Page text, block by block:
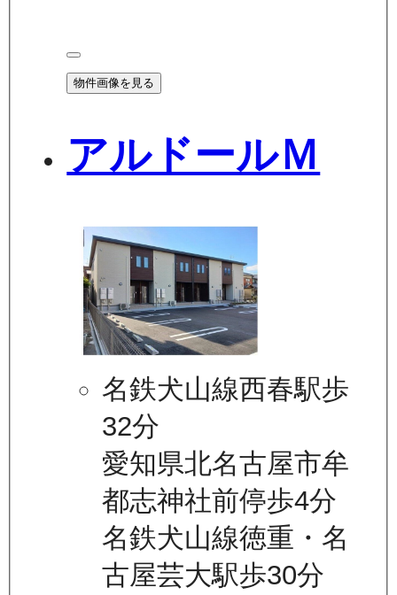
物件画像を見る
アルドールＭ
名鉄犬山線西春駅歩
32分
愛知県北名古屋市牟
都志神社前停歩4分
名鉄犬山線徳重・名
古屋芸大駅歩30分